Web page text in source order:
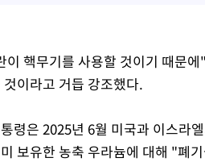
이 핵무기를 사용할 것이기 때문
이라고 거듭 강조했다.
령은 2025년 6월 미국과 이스라
보유한 농축 우라늄에 대해 "폐